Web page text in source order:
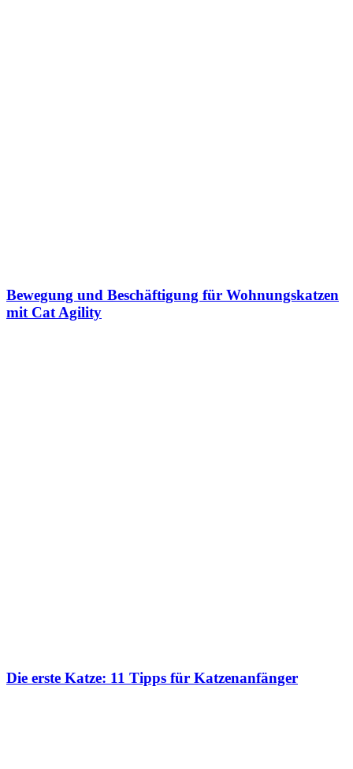
Bewegung und Beschäftigung für Wohnungskatzen
mit Cat Agility
Die erste Katze: 11 Tipps für Katzenanfänger